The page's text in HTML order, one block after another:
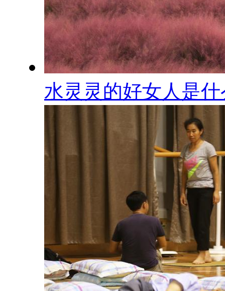
水灵灵的好女人是